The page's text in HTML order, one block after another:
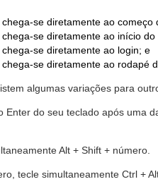
se diretamente ao
se diretamente ao início
se diretamente ao login; e
se diretamente ao rodapé
algumas variações para
do seu teclado após
Alt + Shift + número.
tecle simultaneamente Ctrl +